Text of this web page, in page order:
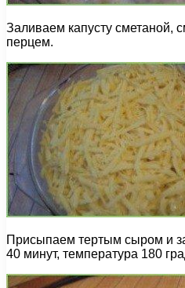
Заливаем капусту сметаной,
перцем.
Присыпаем тертым сыром и
40 минут, температура 180